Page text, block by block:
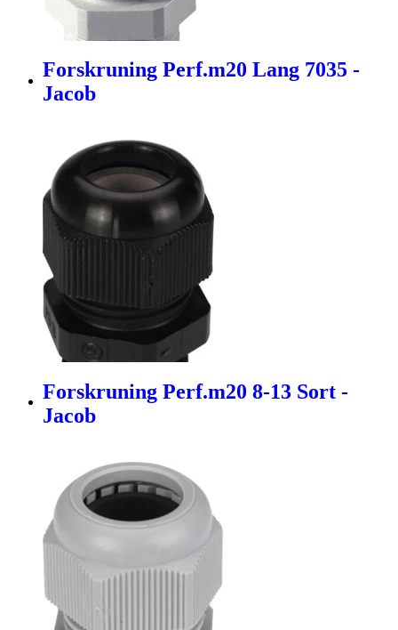
Forskruning Perf.m20 Lang 7035 -
Jacob
Forskruning Perf.m20 8-13 Sort -
Jacob